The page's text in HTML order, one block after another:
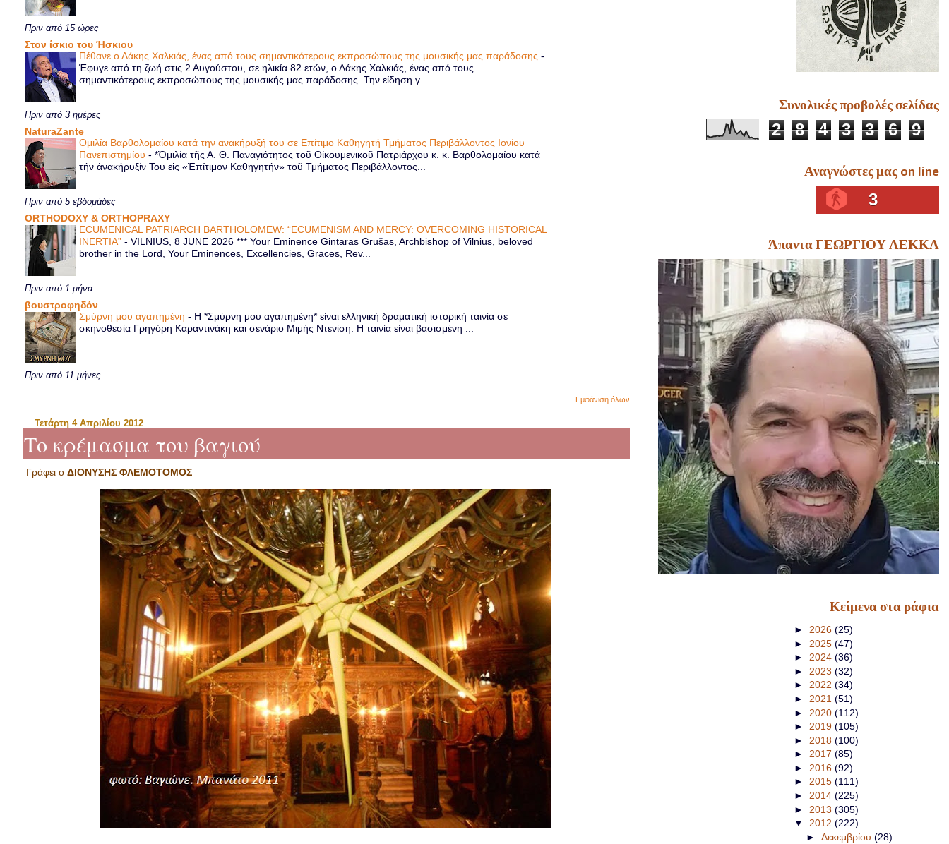
Πριν από 15 ώρες
Στον ίσκιο του Ήσκιου
Πέθανε ο Λάκης Χαλκιάς, ένας από τους σημαντικότερους εκπροσώπους της μουσικής μας παράδοσης-
Έφυγε από τη ζωή στις 2 Αυγούστου, σε ηλικία 82 ετών, ο Λάκης Χαλκιάς, ένας από τους
σημαντικότερους εκπροσώπους της μουσικής μας παράδοσης. Την είδηση γ...
Πριν από 3 ημέρες
NaturaZante
Ομιλία Βαρθολομαίου κατά την ανακήρυξή του σε Επίτιμο Καθηγητή Τμήματος Περιβάλλοντος Ιονίου
Πανεπιστημίου-*Ὁμιλία τῆς Α. Θ. Παναγιότητος τοῦ Οἰκουμενικοῦ Πατριάρχου κ. κ. Βαρθολομαίου κατά
τήν ἀνακήρυξίν Του εἰς «Ἐπίτιμον Καθηγητήν» τοῦ Τμήματος Περιβάλλοντος...
Πριν από 5 εβδομάδες
ORTHODOXY & ORTHOPRAXY
ECUMENICAL PATRIARCH BARTHOLOMEW: “ECUMENISM AND MERCY: OVERCOMING HISTORICAL
INERTIA”-VILNIUS, 8 JUNE 2026 *** Your Eminence Gintaras Grušas, Archbishop of Vilnius, beloved
brother in the Lord, Your Eminences, Excellencies, Graces, Rev...
Πριν από 1 μήνα
βουστροφηδόν
Σμύρνη μου αγαπημένη- Η *Σμύρνη μου αγαπημένη* είναι ελληνική δραματική ιστορική ταινία σε
σκηνοθεσία Γρηγόρη Καραντινάκη και σενάριο Μιμής Ντενίση. Η ταινία είναι βασισμένη ...
Πριν από 11 μήνες
Εμφάνιση όλων
Τετάρτη 4 Απριλίου 2012
Το κρέμασμα του βαγιού
Γράφει ο ΔΙΟΝΥΣΗΣ ΦΛΕΜΟΤΟΜΟΣ
Συνολικές προβολές σελίδας
2 8 4 3 3 6 9
Αναγνώστες μας on line
3
Άπαντα ΓΕΩΡΓΙΟΥ ΛΕΚΚΑ
Κείμενα στα ράφια
► 2026 (25)
► 2025 (47)
► 2024 (36)
► 2023 (32)
► 2022 (34)
► 2021 (51)
► 2020 (112)
► 2019 (105)
► 2018 (100)
► 2017 (85)
► 2016 (92)
► 2015 (111)
► 2014 (225)
► 2013 (305)
▼ 2012 (222)
► Δεκεμβρίου (28)